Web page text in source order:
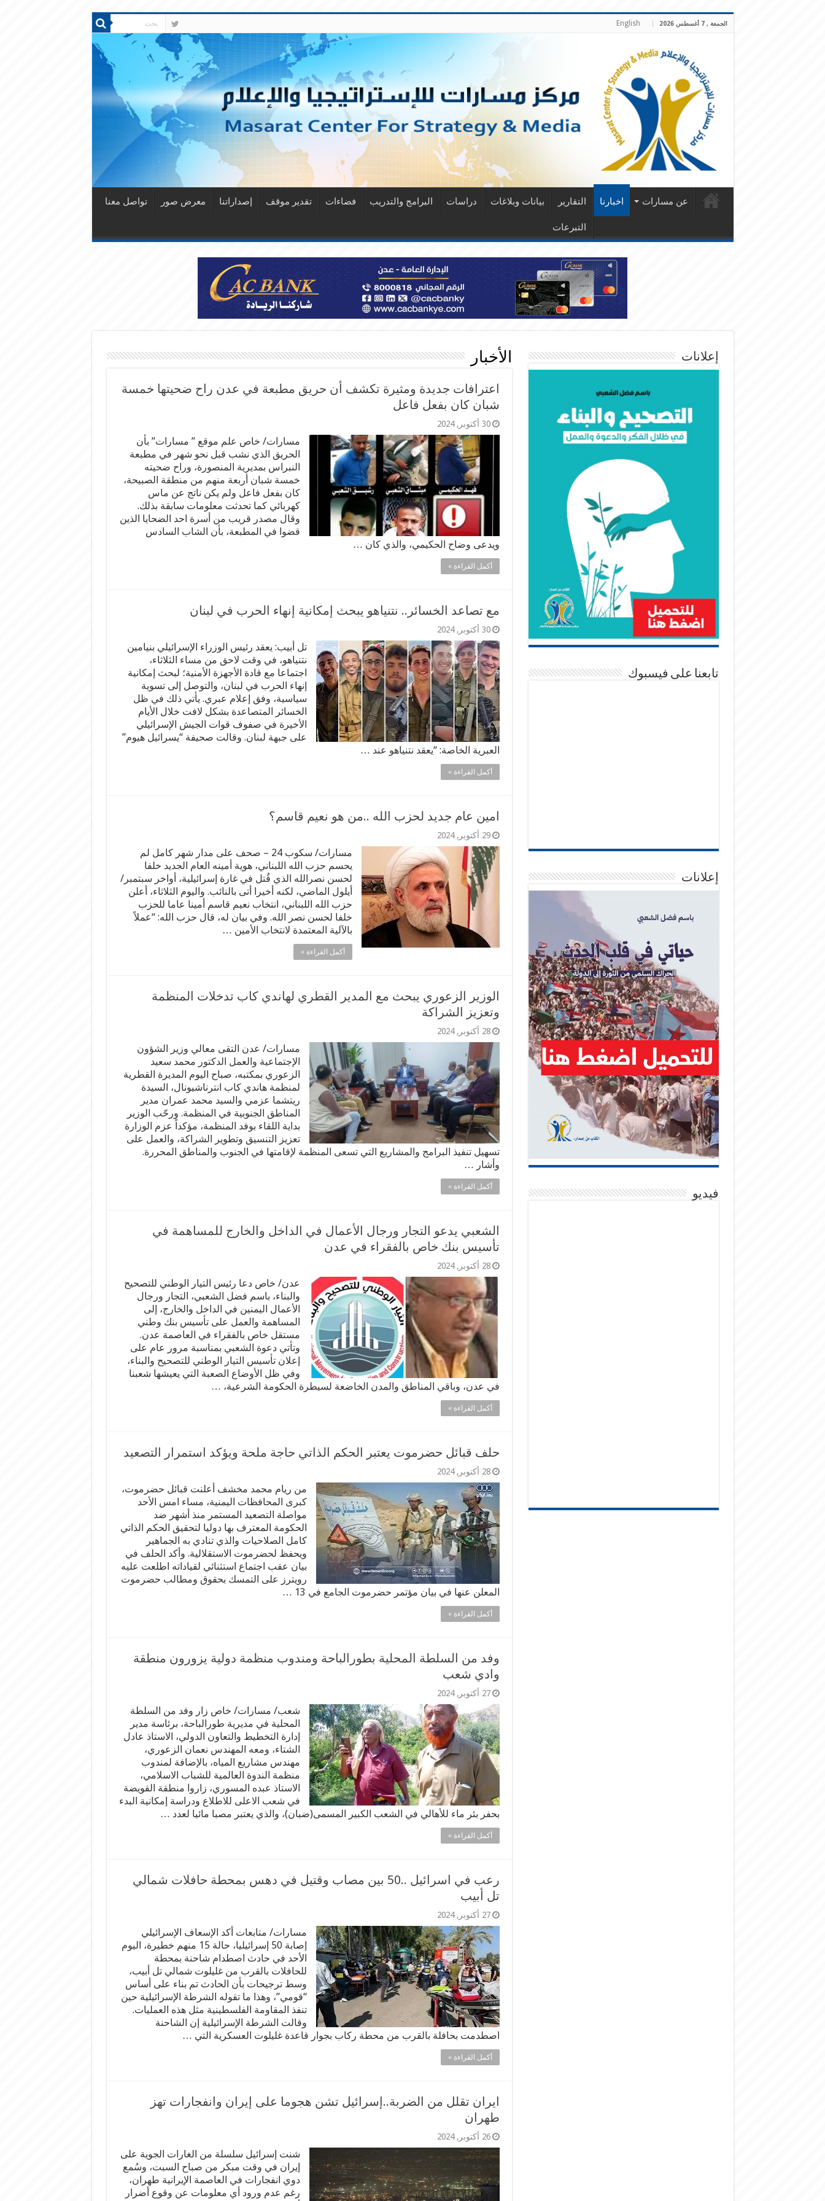
الجمعة , 7 أغسطس 2026 English
عن مسارات اخبارنا التقارير بيانات وبلاغات دراسات البرامج والتدريب فضاءات تقدير موقف إصداراتنا معرض صور تواصل معنا
التبرعات
الأخبار
اعترافات جديدة ومثيرة تكشف أن حريق مطبعة في عدن راح ضحيتها خمسة
شبان كان بفعل فاعل
30 أكتوبر, 2024
مسارات/ خاص علم موقع ” مسارات” بأن
الحريق الذي نشب قبل نحو شهر في مطبعة
النبراس بمديرية المنصورة، وراح ضحيته
خمسة شبان أربعة منهم من منطقة الصبيحة،
كان بفعل فاعل ولم يكن ناتج عن ماس
كهربائي كما تحدثت معلومات سابقة بذلك.
وقال مصدر قريب من أسرة احد الضحايا الذين
قضوا في المطبعة، بأن الشاب السادس
ويدعى وضاح الحكيمي، والذي كان …
أكمل القراءة »
مع تصاعد الخسائر.. نتنياهو يبحث إمكانية إنهاء الحرب في لبنان
30 أكتوبر, 2024
تل أبيب: يعقد رئيس الوزراء الإسرائيلي بنيامين
نتنياهو، في وقت لاحق من مساء الثلاثاء،
اجتماعا مع قادة الأجهزة الأمنية؛ لبحث إمكانية
إنهاء الحرب في لبنان، والتوصل إلى تسوية
سياسية، وفق إعلام عبري. يأتي ذلك في ظل
الخسائر المتصاعدة بشكل لافت خلال الأيام
الأخيرة في صفوف قوات الجيش الإسرائيلي
على جبهة لبنان. وقالت صحيفة “يسرائيل هيوم”
العبرية الخاصة: “يعقد نتنياهو عند …
أكمل القراءة »
امين عام جديد لحزب الله ..من هو نعيم قاسم؟
29 أكتوبر, 2024
مسارات/ سكوب 24 – صحف على مدار شهر كامل لم
يحسم حزب الله اللبناني، هوية أمينه العام الجديد خلفا
لحسن نصرالله الذي قُتل في غارة إسرائيلية، أواخر سبتمبر/
أيلول الماضي، لكنه أخيرا أتى بالنائب. واليوم الثلاثاء، أعلن
حزب الله اللبناني، انتخاب نعيم قاسم أمينا عاما للحزب
خلفا لحسن نصر الله. وفي بيان له، قال حزب الله: “عملاً
بالآلية المعتمدة لانتخاب الأمين …
أكمل القراءة »
الوزير الزعوري يبحث مع المدير القطري لهاندي كاب تدخلات المنظمة
وتعزيز الشراكة
28 أكتوبر, 2024
مسارات/ عدن التقى معالي وزير الشؤون
الإجتماعية والعمل الدكتور محمد سعيد
الزعوري بمكتبه، صباح اليوم المديرة القطرية
لمنظمة هاندي كاب انترناشيونال، السيدة
ريتشما عزمي والسيد محمد عمران مدير
المناطق الجنوبية في المنظمة. ورحّب الوزير
بداية اللقاء بوفد المنظمة، مؤكداً عزم الوزارة
تعزيز التنسيق وتطوير الشراكة، والعمل على
تسهيل تنفيذ البرامج والمشاريع التي تسعى المنظمة لإقامتها في الجنوب والمناطق المحررة.
وأشار …
أكمل القراءة »
الشعبي يدعو التجار ورجال الأعمال في الداخل والخارج للمساهمة في
تأسيس بنك خاص بالفقراء في عدن
28 أكتوبر, 2024
عدن/ خاص دعا رئيس التيار الوطني للتصحيح
والبناء، باسم فضل الشعبي، التجار ورجال
الأعمال اليمنين في الداخل والخارج، إلى
المساهمة والعمل على تأسيس بنك وطني
مستقل خاص بالفقراء في العاصمة عدن.
وتأتي دعوة الشعبي بمناسبة مرور عام على
إعلان تأسيس التيار الوطني للتصحيح والبناء،
وفي ظل الأوضاع الصعبة التي يعيشها شعبنا
في عدن، وباقي المناطق والمدن الخاضعة لسيطرة الحكومة الشرعية، …
أكمل القراءة »
حلف قبائل حضرموت يعتبر الحكم الذاتي حاجة ملحة ويؤكد استمرار التصعيد
28 أكتوبر, 2024
من ريام محمد مخشف أعلنت قبائل حضرموت،
كبرى المحافظات اليمنية، مساء امس الأحد
مواصلة التصعيد المستمر منذ أشهر ضد
الحكومة المعترف بها دوليا لتحقيق الحكم الذاتي
كامل الصلاحيات والذي تنادي به الجماهير
ويحفظ لحضرموت الاستقلالية. وأكد الحلف في
بيان عقب اجتماع استثنائي لقياداته اطلعت عليه
رويترز على التمسك بحقوق ومطالب حضرموت
المعلن عنها في بيان مؤتمر حضرموت الجامع في 13 …
أكمل القراءة »
وفد من السلطة المحلية بطورالباحة ومندوب منظمة دولية يزورون منطقة
وادي شعب
27 أكتوبر, 2024
شعب/ مسارات/ خاص زار وفد من السلطة
المحلية في مديرية طورالباحة، برئاسة مدير
إدارة التخطيط والتعاون الدولي، الاستاذ عادل
الشتاء، ومعه المهندس نعمان الزعوري،
مهندس مشاريع المياه، بالإضافة لمندوب
منظمة الندوة العالمية للشباب الاسلامي،
الاستاذ عبده المسوري، زاروا منطقة القويضة
في شعب الاعلى للاطلاع ودراسة إمكانية البدء
بحفر بئر ماء للأهالي في الشعب الكبير المسمى(ضبان)، والذي يعتبر مصبا مائيا لعدد …
أكمل القراءة »
رعب في اسرائيل ..50 بين مصاب وقتيل في دهس بمحطة حافلات شمالي
تل أبيب
27 أكتوبر, 2024
مسارات/ متابعات أكد الإسعاف الإسرائيلي
إصابة 50 إسرائيليا، حالة 15 منهم خطيرة، اليوم
الأحد في حادث اصطدام شاحنة بمحطة
للحافلات بالقرب من غليلوت شمالي تل أبيب،
وسط ترجيحات بأن الحادث تم بناء على أساس
“قومي”، وهذا ما تقوله الشرطة الإسرائيلية حين
تنفذ المقاومة الفلسطينية مثل هذه العمليات.
وقالت الشرطة الإسرائيلية إن الشاحنة
اصطدمت بحافلة بالقرب من محطة ركاب بجوار قاعدة غليلوت العسكرية التي …
أكمل القراءة »
ايران تقلل من الضربة..إسرائيل تشن هجوما على إيران وانفجارات تهز
طهران
26 أكتوبر, 2024
شنت إسرائيل سلسلة من الغارات الجوية على
إيران في وقت مبكر من صباح السبت، وسُمع
دوي انفجارات في العاصمة الإيرانية طهران،
رغم عدم ورود أي معلومات عن وقوع أضرار
إعلانات
تابعنا على فيسبوك
إعلانات
فيديو